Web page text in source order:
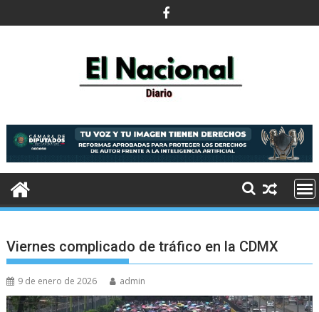
al
Viernes complicado de tráfico en la CDMX
9 de enero de 2026 admin